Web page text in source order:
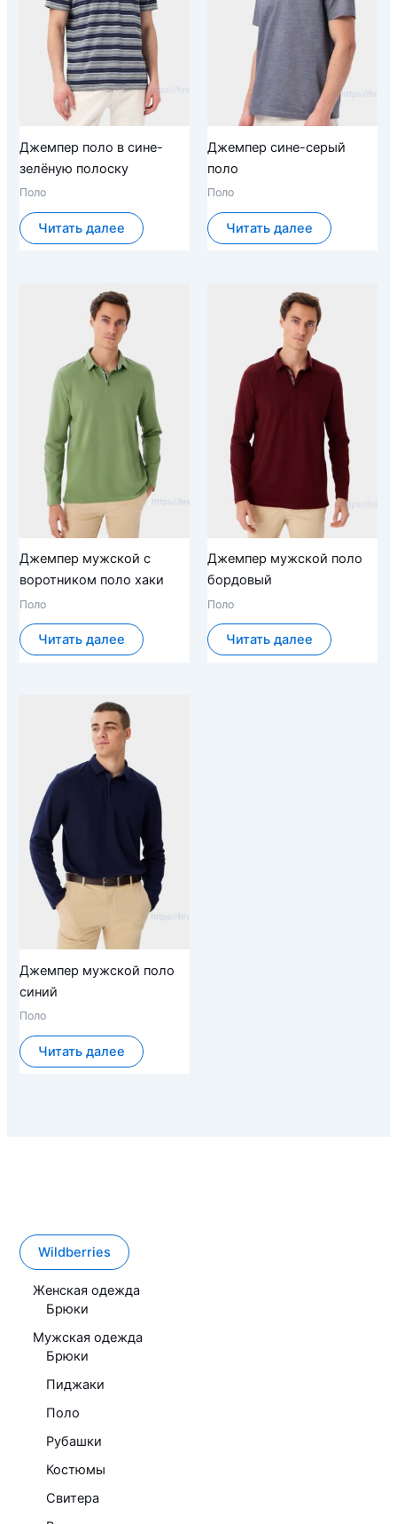
Джемпер поло в сине-
зелёную полоску
Поло
Читать далее
Джемпер сине-серый
поло
Поло
Читать далее
Джемпер мужской с
воротником поло хаки
Поло
Читать далее
Джемпер мужской поло
бордовый
Поло
Читать далее
Джемпер мужской поло
синий
Поло
Читать далее
Wildberries
Женская одежда
Брюки
Мужская одежда
Брюки
Пиджаки
Поло
Рубашки
Костюмы
Свитера